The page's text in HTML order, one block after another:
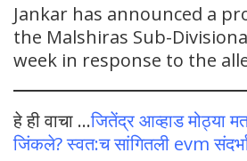
Jankar has announced a
the Malshiras Sub-
week in response to the
हे ही वाचा …जितेंद्र आव्हाड मोठ्या
जिंकले? स्वत:च सांगितली evm